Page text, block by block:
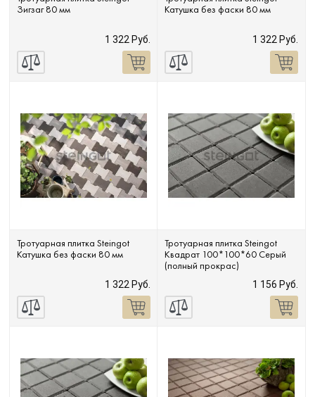
Услуги
Оплата
Портфолио
Зигзаг 80 мм
1 322 Руб.
Катушка без фаски 80 мм
1 322 Руб.
Тротуарная плитка Steingot
Катушка без фаски 80 мм
1 322 Руб.
Тротуарная плитка Steingot
Квадрат 100*100*60 Серый
(полный прокрас)
1 156 Руб.